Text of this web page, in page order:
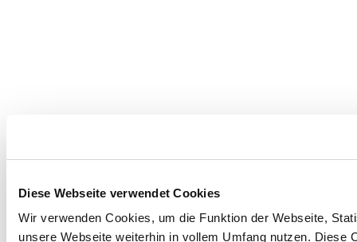
Diese Webseite verwendet Cookies
Wir verwenden Cookies, um die Funktion der Webseite,
unsere Webseite weiterhin in vollem Umfang nutzen.